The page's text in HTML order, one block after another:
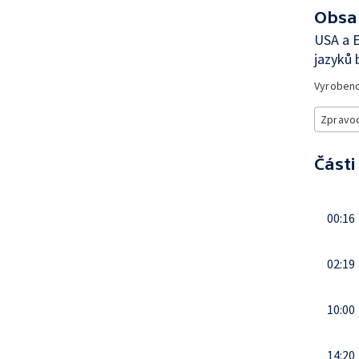
USA a
jazyků
00:16
02:19
10:00
14:20